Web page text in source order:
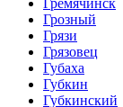
Грозный
Грязи
Грязовец
Губаха
Губкин
Губкинский